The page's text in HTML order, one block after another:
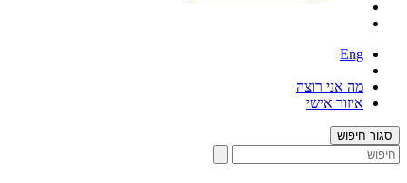
Eng
מה אני רוצה
איזור אישי
סגור חיפוש